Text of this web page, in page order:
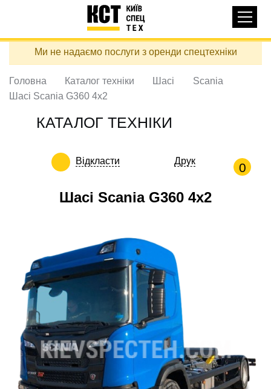
Перейти
вмісту
навигация
КАТАЛОГ ТЕХНІКИ
ДОСТАВКА ТА ОПЛАТА
ПРО НАС
КОНТАКТИ
+38 (097) 746-67-04 ЗАДАТИ ПИТАННЯ
ua
Ми не надаємо послуги з оренди спецтехніки
Головна Каталог техніки Шасі
Scania
Шасі Scania G360 4x2
КАТАЛОГ ТЕХНІКИ
Відкласти Друк 0
Шасі Scania G360 4x2